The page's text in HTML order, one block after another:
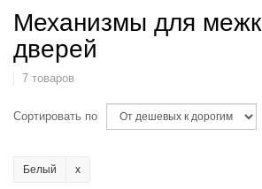
Механизмы для
дверей
7 товаров
Сортировать по
Белый